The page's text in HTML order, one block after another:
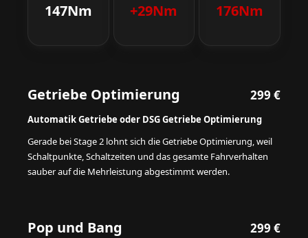
147Nm +29Nm 176Nm
Getriebe Optimierung 299 €
Automatik Getriebe oder DSG Getriebe Optimierung
Gerade bei Stage 2 lohnt sich die Getriebe Optimierung, weil
Schaltpunkte, Schaltzeiten und das gesamte Fahrverhalten
sauber auf die Mehrleistung abgestimmt werden.
Pop und Bang 299 €